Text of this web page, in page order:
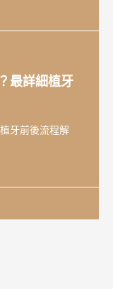
最詳細植牙
牙前後流程解